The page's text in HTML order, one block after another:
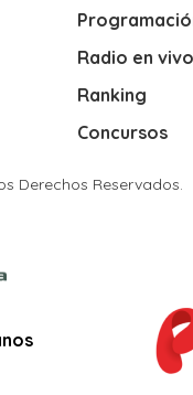
Radio en vivo
Ranking
Concursos
Derechos Reservados.